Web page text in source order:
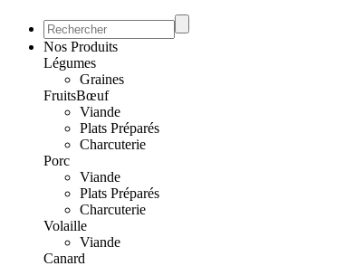
Nos Produits
Légumes
Graines
FruitsBœuf
Viande
Plats Préparés
Charcuterie
Porc
Viande
Plats Préparés
Charcuterie
Volaille
Viande
Canard